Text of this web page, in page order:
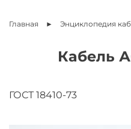
Главная Энциклопедия
Кабель
ГОСТ 18410-73